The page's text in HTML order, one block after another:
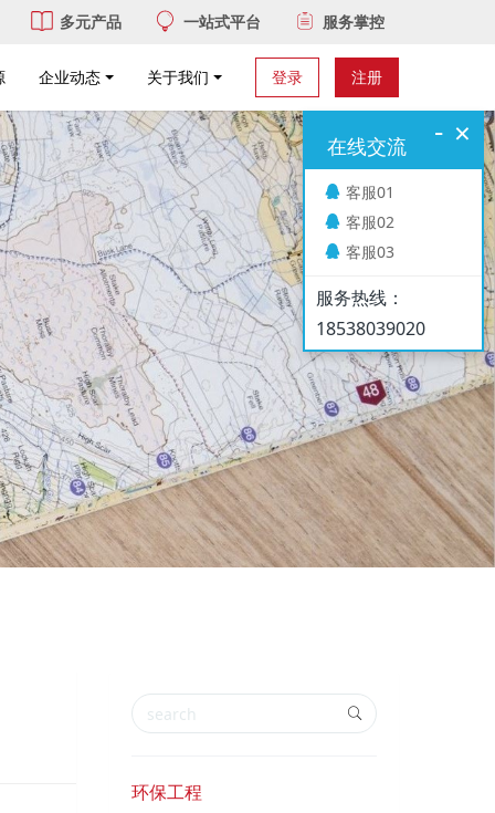
多元产品 一站式平台 服务掌控
登录 注册
企业动态 关于我们
环保工程
×
-
在线交流
客服01
客服02
客服03
服务热线：
18538039020